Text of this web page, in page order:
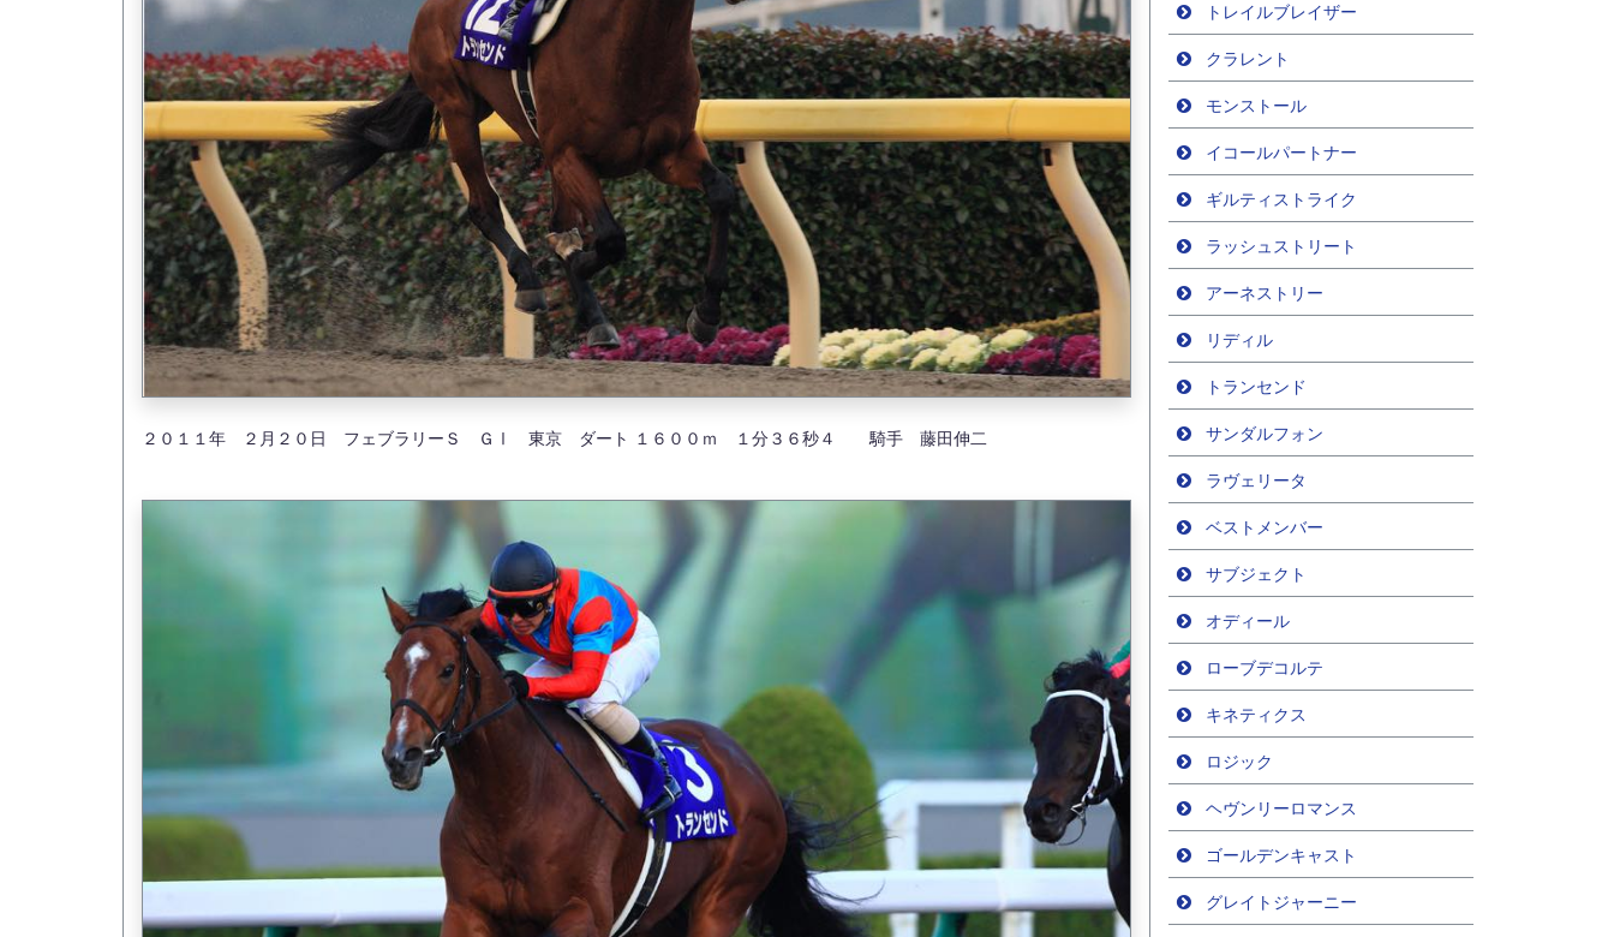
２０１１年 ２月２０日 フェブラリーＳ ＧⅠ 東京 ダート １６００ｍ １分３６秒４ 騎手 藤田伸二
トレイルブレイザー
クラレント
モンストール
イコールパートナー
ギルティストライク
ラッシュストリート
アーネストリー
リディル
トランセンド
サンダルフォン
ラヴェリータ
ベストメンバー
サブジェクト
オディール
ローブデコルテ
キネティクス
ロジック
ヘヴンリーロマンス
ゴールデンキャスト
グレイトジャーニー